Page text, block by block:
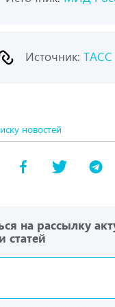
Источник:ТАСС
новостей
на рассылку
статей